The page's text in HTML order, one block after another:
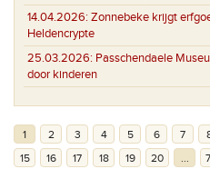
14.04.2026: Zonnebeke krijgt
Heldencrypte
25.03.2026: Passchendaele
door kinderen
1 2 3 4 5 6 7
15
16 17 18 19 20